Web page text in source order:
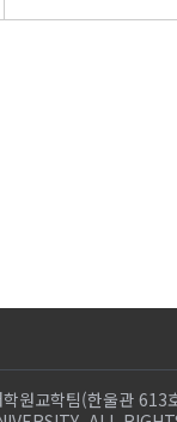
학원교학팀(한울관